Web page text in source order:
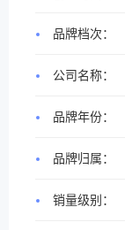
品牌档次：
公司名称：
品牌年份：
品牌归属：
销量级别：